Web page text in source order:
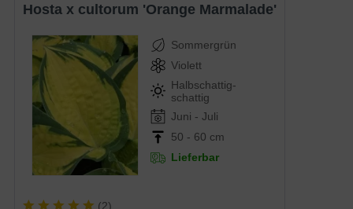
Hosta x cultorum 'Orange Marmalade'
Sommergrün
Violett
Halbschattig-
schattig
Juni - Juli
50 - 60 cm
Lieferbar
(2)